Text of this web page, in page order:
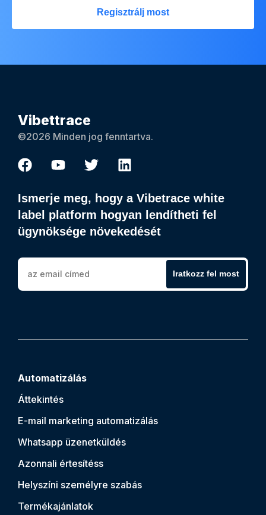
Regisztrálj most
Vibettrace
©2026 Minden jog fenntartva.
Ismerje meg, hogy a Vibetrace white
label platform hogyan lendítheti fel
ügynöksége növekedését
Iratkozz fel most
Automatizálás
Áttekintés
E-mail marketing automatizálás
Whatsapp üzenetküldés
Azonnali értesítéss
Helyszíni személyre szabás
Termékajánlatok